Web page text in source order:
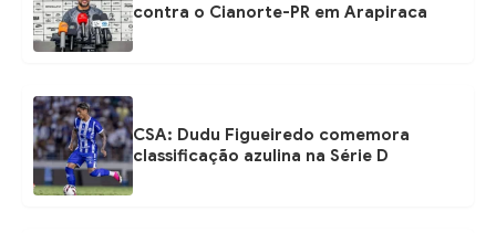
contra o Cianorte-PR em Arapiraca
CSA: Dudu Figueiredo comemora
classificação azulina na Série D